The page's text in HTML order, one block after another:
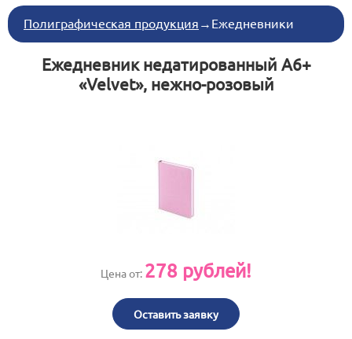
НОВОСТИ
ИНВЕСТИЦИИ
КОНТАКТЫ
Полиграфическая продукция → Ежедневники
Ежедневник недатированный А6+
«Velvet», нежно-розовый
Цена от: 278 рублей!
Оставить заявку